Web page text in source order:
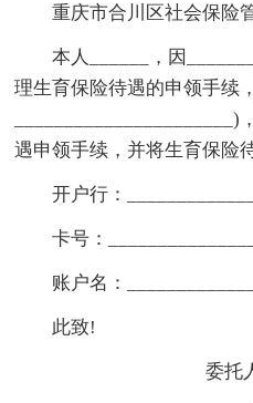
重庆市合川区社会保险
本人______，因
理生育保险待遇的申领手续
遇申领手续，并将生育保险
开户行：
卡号：
账户名：
此致!
委托人(